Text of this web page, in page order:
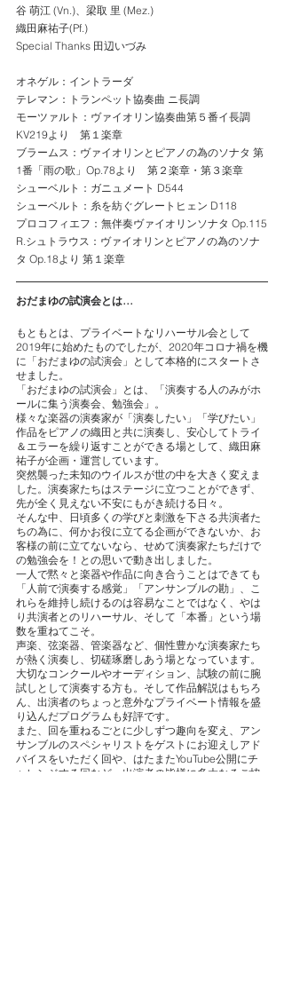
谷 萌江 (Vn.)、梁取 里 (Mez.)
織田麻祐子(Pf.)
Special Thanks 田辺いづみ
オネゲル：イントラーダ
テレマン：トランペット協奏曲 ニ長調
モーツァルト：ヴァイオリン協奏曲第５番イ長調
KV219より　第１楽章
ブラームス：ヴァイオリンとピアノの為のソナタ 第
1番「雨の歌」Op.78より　第２楽章・第３楽章
シューベルト：ガニュメート D544
シューベルト：糸を紡ぐグレートヒェン D118
プロコフィエフ：無伴奏ヴァイオリンソナタ Op.115
R.シュトラウス：ヴァイオリンとピアノの為のソナ
タ Op.18より 第１楽章
おだまゆの試演会とは…
もともとは、プライベートなリハーサル会として
2019年に始めたものでしたが、2020年コロナ禍を機
に「おだまゆの試演会」として本格的にスタートさ
せました。
「おだまゆの試演会」とは、「演奏する人のみがホ
ールに集う演奏会、勉強会」。
様々な楽器の演奏家が「演奏したい」「学びたい」
作品をピアノの織田と共に演奏し、安心してトライ
＆エラーを繰り返すことができる場として、織田麻
祐子が企画・運営しています。
突然襲った未知のウイルスが世の中を大きく変えま
した。演奏家たちはステージに立つことができず、
先が全く見えない不安にもがき続ける日々。
そんな中、日頃多くの学びと刺激を下さる共演者た
ちの為に、何かお役に立てる企画ができないか、お
客様の前に立てないなら、せめて演奏家たちだけで
の勉強会を！との思いで動き出しました。
一人で黙々と楽器や作品に向き合うことはできても
「人前で演奏する感覚」「アンサンブルの勘」、こ
れらを維持し続けるのは容易なことではなく、やは
り共演者とのリハーサル、そして「本番」という場
数を重ねてこそ。
声楽、弦楽器、管楽器など、個性豊かな演奏家たち
が熱く演奏し、切磋琢磨しあう場となっています。
大切なコンクールやオーディション、試験の前に腕
試しとして演奏する方も。そして作品解説はもちろ
ん、出演者のちょっと意外なプライベート情報を盛
り込んだプログラムも好評です。
また、回を重ねるごとに少しずつ趣向を変え、アン
サンブルのスペシャリストをゲストにお迎えしアド
バイスをいただく回や、はたまたYouTube公開にチ
ャレンジする回など、出演者の皆様に多大なるご協